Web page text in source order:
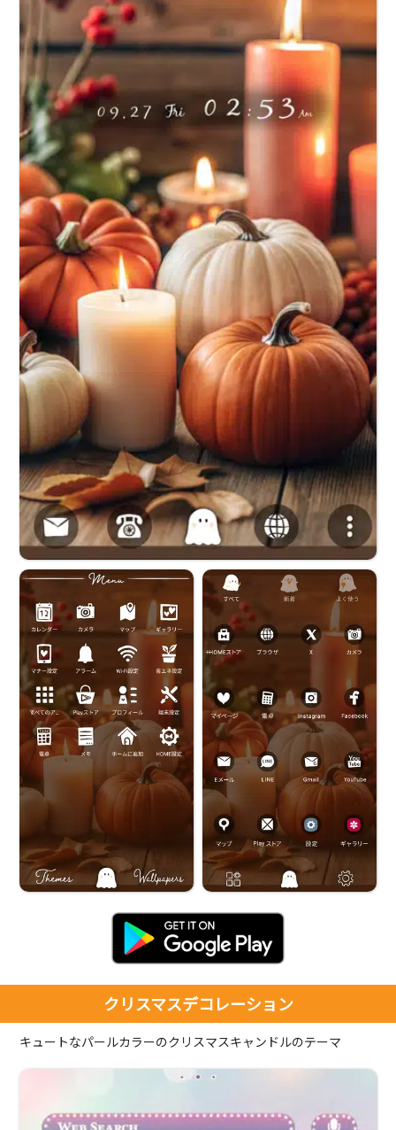
クリスマスデコレーション
キュートなパールカラーのクリスマスキャンドルのテーマ